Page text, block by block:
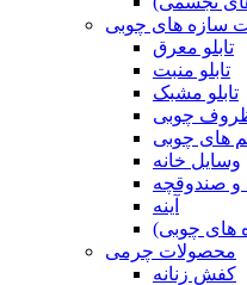
سازه های چوبی
تابلو معرق
تابلو منبت
تابلو مشبک
چوبی
های چوبی
وسایل خانه
و صندوقچه
آینه
های چوبی)
محصولات چرمی
کفش زنانه